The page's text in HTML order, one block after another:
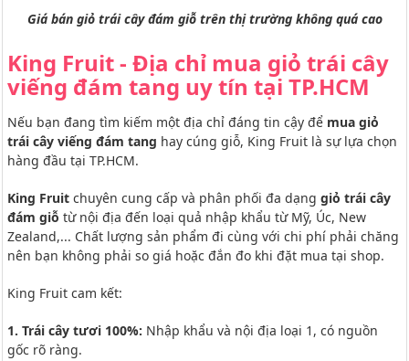
Giá bán giỏ trái cây đám giỗ trên thị trường không quá cao
King Fruit - Địa chỉ mua giỏ trái cây
viếng đám tang uy tín tại TP.HCM
Nếu bạn đang tìm kiếm một địa chỉ đáng tin cậy để mua giỏ
trái cây viếng đám tang hay cúng giỗ, King Fruit là sự lựa chọn
hàng đầu tại TP.HCM.
King Fruit chuyên cung cấp và phân phối đa dạng giỏ trái cây
đám giỗ từ nội địa đến loại quả nhập khẩu từ Mỹ, Úc, New
Zealand,... Chất lượng sản phẩm đi cùng với chi phí phải chăng
nên bạn không phải so giá hoặc đắn đo khi đặt mua tại shop.
King Fruit cam kết:
1. Trái cây tươi 100%: Nhập khẩu và nội địa loại 1, có nguồn
gốc rõ ràng.